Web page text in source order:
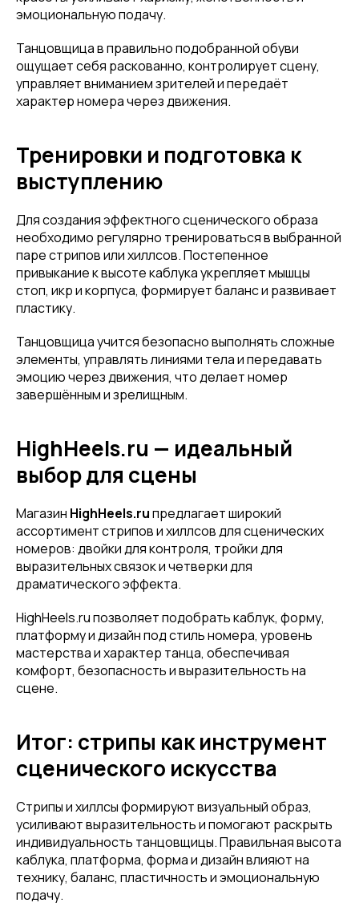
...и узнавай об акциях первой!
Имя
эмоциональную подачу.
Танцовщица в правильно подобранной обуви
ощущает себя раскованно, контролирует сцену,
управляет вниманием зрителей и передаёт
характер номера через движения.
Тренировки и подготовка к
выступлению
Для создания эффектного сценического образа
необходимо регулярно тренироваться в выбранной
паре стрипов или хиллсов. Постепенное
привыкание к высоте каблука укрепляет мышцы
стоп, икр и корпуса, формирует баланс и развивает
пластику.
Танцовщица учится безопасно выполнять сложные
элементы, управлять линиями тела и передавать
эмоцию через движения, что делает номер
завершённым и зрелищным.
HighHeels.ru — идеальный
выбор для сцены
Магазин HighHeels.ruпредлагает широкий
ассортимент стрипов и хиллсов для сценических
номеров: двойки для контроля, тройки для
выразительных связок и четверки для
драматического эффекта.
HighHeels.ru позволяет подобрать каблук, форму,
платформу и дизайн под стиль номера, уровень
мастерства и характер танца, обеспечивая
комфорт, безопасность и выразительность на
сцене.
Итог: стрипы как инструмент
сценического искусства
Стрипы и хиллсы формируют визуальный образ,
усиливают выразительность и помогают раскрыть
индивидуальность танцовщицы. Правильная высота
каблука, платформа, форма и дизайн влияют на
технику, баланс, пластичность и эмоциональную
подачу.